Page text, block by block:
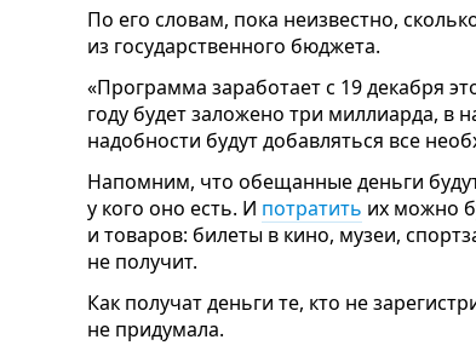
По его словам, пока неизвестно,
из государственного бюджета.
«Программа заработает с 19 декабря
году будет заложено три миллиарда,
надобности будут добавляться все
Напомним, что обещанные деньги
у кого оно есть. И потратить их можно
и товаров: билеты в кино, музеи,
не получит.
Как получат деньги те, кто не
не придумала.